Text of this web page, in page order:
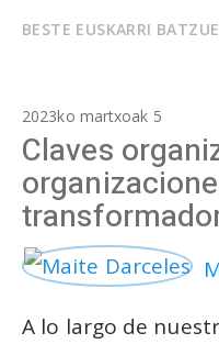
BESTE EUSKARRI
2023ko martxoak 5
Claves
A lo largo de